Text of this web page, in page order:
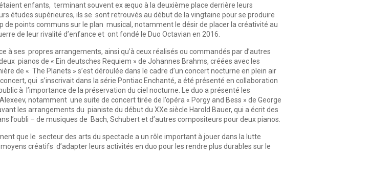
enfants, terminant souvent ex æquo à la deuxième place derrière leurs
études supérieures, ils se sont retrouvés au début de la vingtaine pour se produire
points communs sur le plan musical, notamment le désir de placer la créativité au
de leur rivalité d’enfance et ont fondé le Duo Octavian en 2016.
à ses propres arrangements, ainsi qu’à ceux réalisés ou commandés par d’autres
pianos de « Ein deutsches Requiem » de Johannes Brahms, créées avec les
de « The Planets » s’est déroulée dans le cadre d’un concert nocturne en plein air
qui s’inscrivait dans la série Pontiac Enchanté, a été présenté en collaboration
à l’importance de la préservation du ciel nocturne. Le duo a présenté les
notamment une suite de concert tirée de l’opéra « Porgy and Bess » de George
les arrangements du pianiste du début du XXe siècle Harold Bauer, qui a écrit des
– de musiques de Bach, Schubert et d’autres compositeurs pour deux pianos.
que le secteur des arts du spectacle a un rôle important à jouer dans la lutte
créatifs d’adapter leurs activités en duo pour les rendre plus durables sur le